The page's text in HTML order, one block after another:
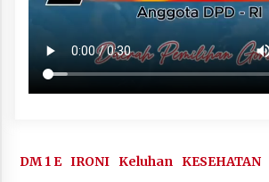
DM 1 E IRONI Keluhan KESEHATAN